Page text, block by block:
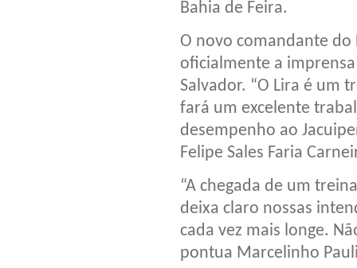
Bahia de Feira.
O novo comandante do
oficialmente a
Salvador. “O Lira é um
fará um excelente
desempenho ao
Felipe Sales Faria
“A chegada de um
deixa claro nossas
cada vez mais longe.
pontua Marcelinho